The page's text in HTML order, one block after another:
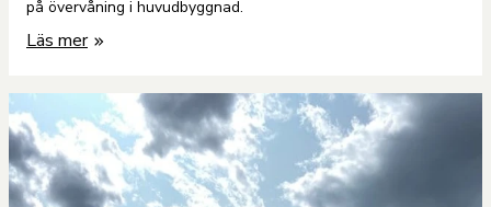
på övervåning i huvudbyggnad.
Läs mer